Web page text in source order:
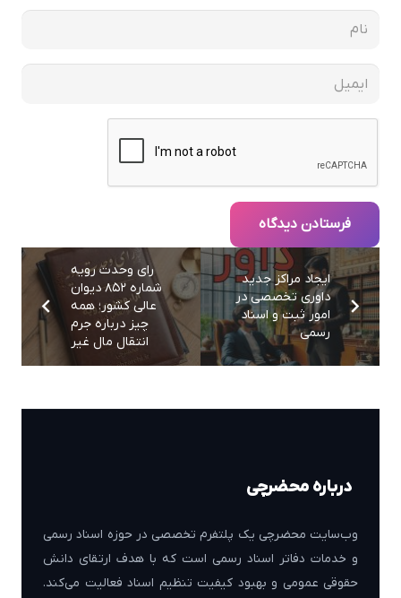
فرستادن دیدگاه
رای وحدت‌ رویه
شماره ۸۵۲ دیوان
عالی کشور؛ همه
چیز درباره جرم
انتقال مال غیر
ایجاد مراکز جدید
داوری تخصصی در
امور ثبت و اسناد
رسمی
درباره محضرچی
وب‌سایت محضرچی یک پلتفرم تخصصی در حوزه اسناد رسمی
و خدمات دفاتر اسناد رسمی است که با هدف ارتقای دانش
حقوقی عمومی و بهبود کیفیت تنظیم اسناد فعالیت می‌کند.